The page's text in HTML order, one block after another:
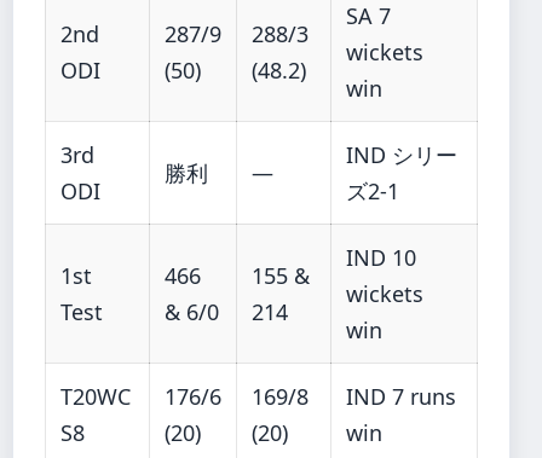
2nd
ODI
287/9
(50)
288/3
(48.2)
SA 7
wickets
win
3rd
ODI
勝利 —
IND シリー
ズ2-1
1st
Test
466
& 6/0
155 &
214
IND 10
wickets
win
T20WC
S8
176/6
(20)
169/8
(20)
IND 7 runs
win